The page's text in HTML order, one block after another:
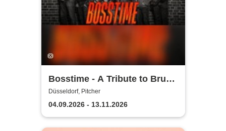
Bosstime - A Tribute to Bruce
Springsteen
Düsseldorf, Pitcher
04.09.2026 - 13.11.2026